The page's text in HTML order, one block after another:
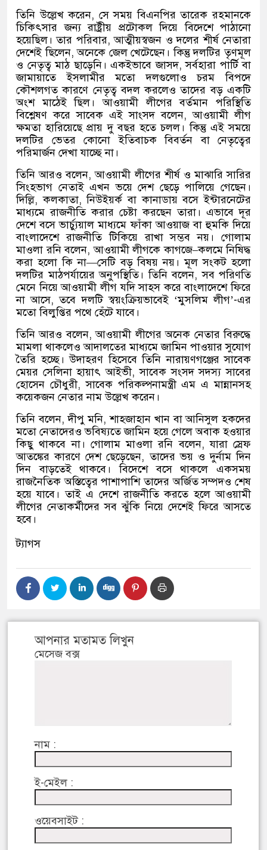
তিনি উল্লেখ করেন, সে সময় বিএনপির তারেক রহমানকে
চিকিৎসার জন্য রাষ্ট্রীয় প্রটোকল দিয়ে বিদেশে পাঠানো
হয়েছিল। তার পরিবার,আত্মীয়স্বজন ও দলের শীর্ষ নেতারা
দেশেই ছিলেন,অনেকে জেল খেটেছেন। কিন্তু দলটির তৃণমূল
ও নেতৃত্ব মাঠ ছাড়েনি। একইভাবে জাসদ,সর্বহারা পার্টি বা
জামায়াতে ইসলামীর মতো দলগুলোও চরম বিপদে
কৌশলগত কারণে নেতৃত্ব বদল করলেও তাদের বড় একটি
অংশ মাঠেই ছিল। আওয়ামী লীগের বর্তমান পরিস্থিতি
বিশ্লেষণ করে সাবেক এই সাংসদ বলেন,আওয়ামী লীগ
ক্ষমতা হারিয়েছে প্রায় দু বছর হতে চলল। কিন্তু এই সময়ে
দলটির ভেতর কোনো ইতিবাচক বিবর্তন বা নেতৃত্বের
পরিমার্জন দেখা যাচ্ছে না।
তিনি আরও বলেন,আওয়ামী লীগের শীর্ষ ও মাঝারি সারির
সিংহভাগ নেতাই এখন ভয়ে দেশ ছেড়ে পালিয়ে গেছেন।
দিল্লি,কলকাতা,নিউইয়র্ক বা কানাডায় বসে ইন্টারনেটের
মাধ্যমে রাজনীতি করার চেষ্টা করছেন তারা। এভাবে দূর
দেশে বসে ভার্চ্যুয়াল মাধ্যমে ফাঁকা আওয়াজ বা হুমকি দিয়ে
বাংলাদেশে রাজনীতি টিকিয়ে রাখা সম্ভব নয়। গোলাম
মাওলা রনি বলেন,আওয়ামী লীগকে কাগজে–কলমে নিষিদ্ধ
করা হলো কি না—সেটি বড় বিষয় নয়। মূল সংকট হলো
দলটির মাঠপর্যায়ের অনুপস্থিতি। তিনি বলেন,সব পরিণতি
মেনে নিয়ে আওয়ামী লীগ যদি সাহস করে বাংলাদেশে ফিরে
না আসে,তবে দলটি স্বয়ংক্রিয়ভাবেই‘মুসলিম লীগ’-এর
মতো বিলুপ্তির পথে হেঁটে যাবে।
তিনি আরও বলেন,আওয়ামী লীগের অনেক নেতার বিরুদ্ধে
মামলা থাকলেও আদালতের মাধ্যমে জামিন পাওয়ার সুযোগ
তৈরি হচ্ছে। উদাহরণ হিসেবে তিনি নারায়ণগঞ্জের সাবেক
মেয়র সেলিনা হায়াৎ আইভী,সাবেক সংসদ সদস্য সাবের
হোসেন চৌধুরী,সাবেক পরিকল্পনামন্ত্রী এম এ মান্নানসহ
কয়েকজন নেতার নাম উল্লেখ করেন।
তিনি বলেন,দীপু মনি,শাহজাহান খান বা আনিসুল হকদের
মতো নেতাদেরও ভবিষ্যতে জামিন হয়ে গেলে অবাক হওয়ার
কিছু থাকবে না। গোলাম মাওলা রনি বলেন,যারা স্রেফ
আতঙ্কের কারণে দেশ ছেড়েছেন,তাদের ভয় ও দুর্নাম দিন
দিন বাড়তেই থাকবে। বিদেশে বসে থাকলে একসময়
রাজনৈতিক অস্তিত্বের পাশাপাশি তাদের অর্জিত সম্পদও শেষ
হয়ে যাবে। তাই এ দেশে রাজনীতি করতে হলে আওয়ামী
লীগের নেতাকর্মীদের সব ঝুঁকি নিয়ে দেশেই ফিরে আসতে
হবে।
ট্যাগস
আপনার মতামত লিখুন
মেসেজ বক্স
নাম :
ই-মেইল :
ওয়েবসাইট :